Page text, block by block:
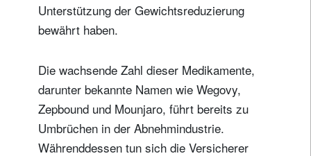
Unterstützung der Gewichtsreduzierung
bewährt haben.
Die wachsende Zahl dieser Medikamente,
darunter bekannte Namen wie Wegovy,
Zepbound und Mounjaro, führt bereits zu
Umbrüchen in der Abnehmindustrie.
Währenddessen tun sich die Versicherer